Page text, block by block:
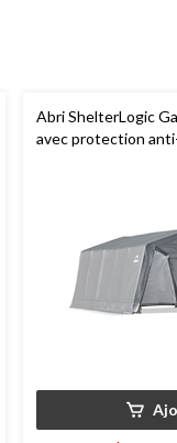
Abri ShelterLogic
avec protection